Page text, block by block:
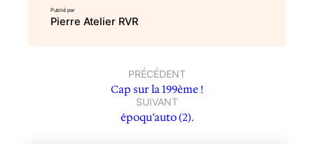
Publié par
Pierre Atelier RVR
PRÉCÉDENT
Cap sur la 199ème !
SUIVANT
époqu’auto (2).